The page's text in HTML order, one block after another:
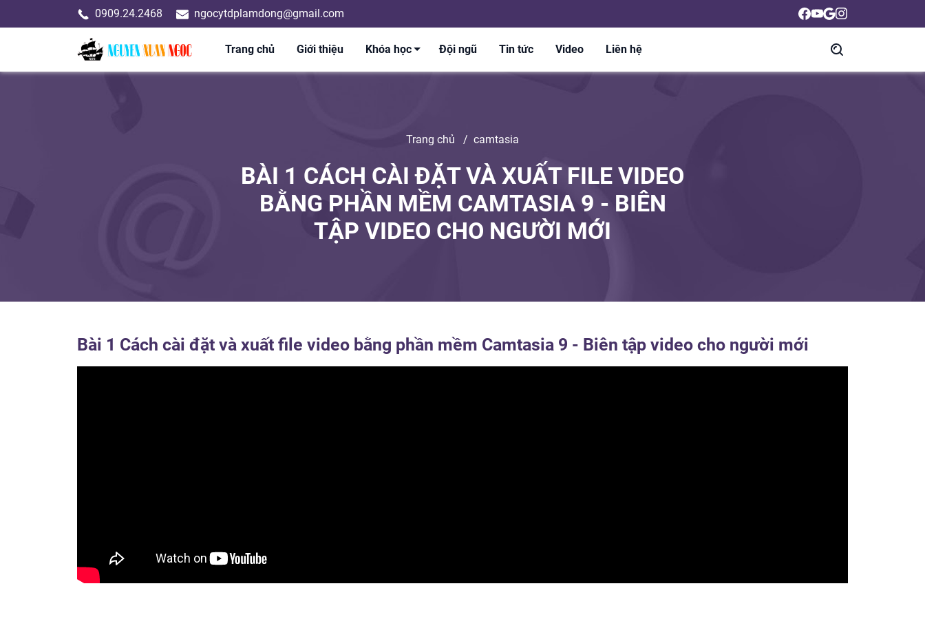
0909.24.2468 ngocytdplamdong@gmail.com
Trang chủ Giới thiệu Khóa học Đội ngũ Tin tức Video Liên hệ
Trang chủ / camtasia
BÀI 1 CÁCH CÀI ĐẶT VÀ XUẤT FILE VIDEO
BẰNG PHẦN MỀM CAMTASIA 9 - BIÊN
TẬP VIDEO CHO NGƯỜI MỚI
Bài 1 Cách cài đặt và xuất file video bằng phần mềm Camtasia 9 - Biên tập video cho người mới